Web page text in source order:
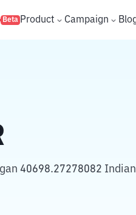
Beta Product Campaign
40698.27278082 Indian